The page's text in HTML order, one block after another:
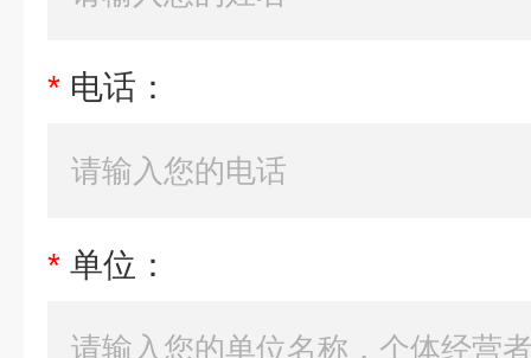
* 电话：
* 单位：